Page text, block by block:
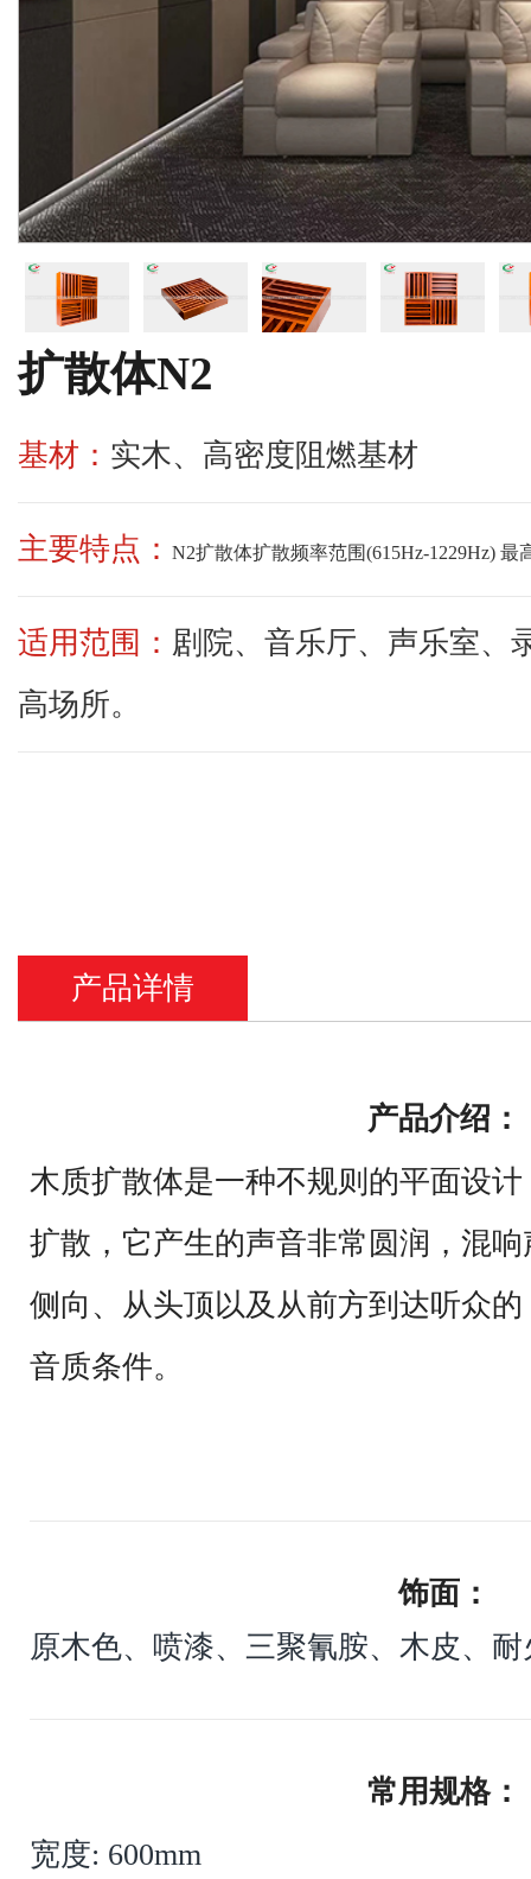
扩散体N2
基材： 实木、高密度阻燃基材
主要特点： N2扩散体扩散频率范围(615Hz-1229Hz) 最
适用范围： 剧院、音乐厅、声乐室、
高场所。
产品详情
产品介绍：
木质扩散体是一种不规则的平面设
扩散，它产生的声音非常圆润，混
侧向、从头顶以及从前方到达听众
音质条件。
饰面：
原木色、喷漆、三聚氰胺、木皮、
常用规格：
宽度: 600mm